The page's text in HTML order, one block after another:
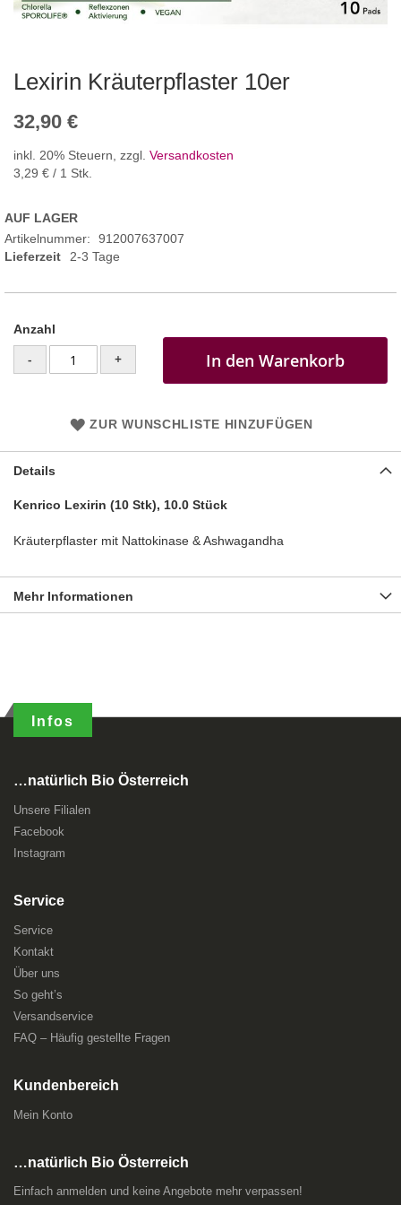
Lexirin Kräuterpflaster 10er
32,90 €
inkl. 20% Steuern, zzgl. Versandkosten
3,29 € / 1 Stk.
AUF LAGER
Artikelnummer
912007637007
Lieferzeit
2-3 Tage
Anzahl
- + In den Warenkorb
ZUR WUNSCHLISTE HINZUFÜGEN
Details
Kenrico Lexirin (10 Stk), 10.0 Stück
Kräuterpflaster mit Nattokinase & Ashwagandha
Mehr Informationen
Infos
…natürlich Bio Österreich
Unsere Filialen
Facebook
Instagram
Service
Service
Kontakt
Über uns
So geht’s
Versandservice
FAQ – Häufig gestellte Fragen
Kundenbereich
Mein Konto
…natürlich Bio Österreich
Einfach anmelden und keine Angebote mehr verpassen!